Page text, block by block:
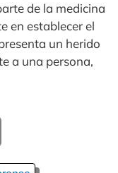
de la medicina
en establecer el
un herido
a una persona,